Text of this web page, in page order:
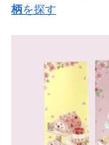
柄を探す